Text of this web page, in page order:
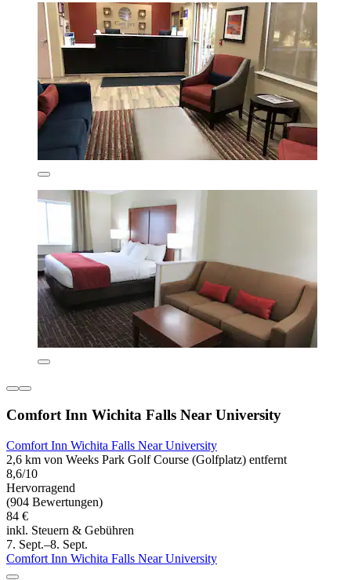
Comfort Inn Wichita Falls Near University
Comfort Inn Wichita Falls Near University
2,6 km von Weeks Park Golf Course (Golfplatz) entfernt
8,6/10
Hervorragend
(904 Bewertungen)
84 €
inkl. Steuern & Gebühren
7. Sept.–8. Sept.
Comfort Inn Wichita Falls Near University